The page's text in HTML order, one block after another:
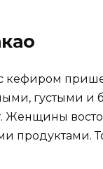
кефиром
густыми и
Женщины
продуктами.